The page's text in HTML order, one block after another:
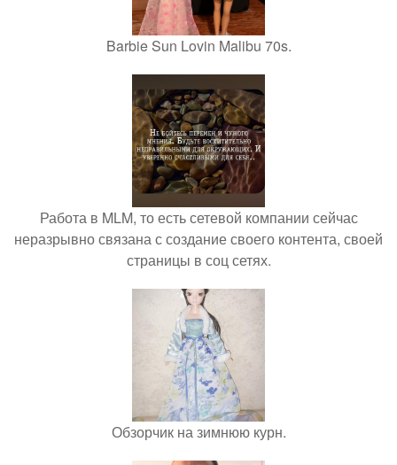
Barbie Sun Lovin Malibu 70s.
Работа в MLM, то есть сетевой компании сейчас
неразрывно связана с создание своего контента, своей
страницы в соц сетях.
Обзорчик на зимнюю курн.